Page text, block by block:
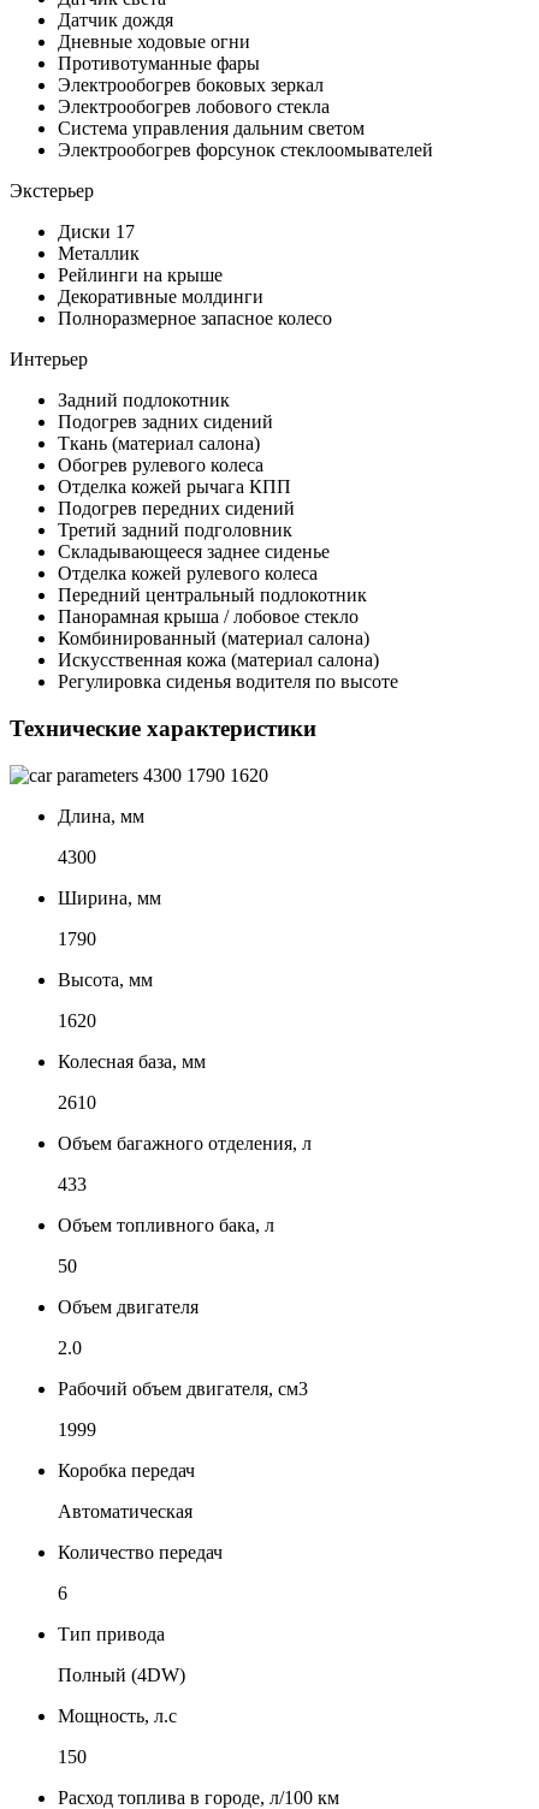
Датчик дождя
Дневные ходовые огни
Противотуманные фары
Электрообогрев боковых зеркал
Электрообогрев лобового стекла
Система управления дальним светом
Электрообогрев форсунок стеклоомывателей
Экстерьер
Диски 17
Металлик
Рейлинги на крыше
Декоративные молдинги
Полноразмерное запасное колесо
Интерьер
Задний подлокотник
Подогрев задних сидений
Ткань (материал салона)
Обогрев рулевого колеса
Отделка кожей рычага КПП
Подогрев передних сидений
Третий задний подголовник
Складывающееся заднее сиденье
Отделка кожей рулевого колеса
Передний центральный подлокотник
Панорамная крыша / лобовое стекло
Комбинированный (материал салона)
Искусственная кожа (материал салона)
Регулировка сиденья водителя по высоте
Технические характеристики
4300 1790 1620
Длина, мм
4300
Ширина, мм
1790
Высота, мм
1620
Колесная база, мм
2610
Объем багажного отделения, л
433
Объем топливного бака, л
50
Объем двигателя
2.0
Рабочий объем двигателя, см3
1999
Коробка передач
Автоматическая
Количество передач
6
Тип привода
Полный (4DW)
Мощность, л.с
150
Расход топлива в городе, л/100 км